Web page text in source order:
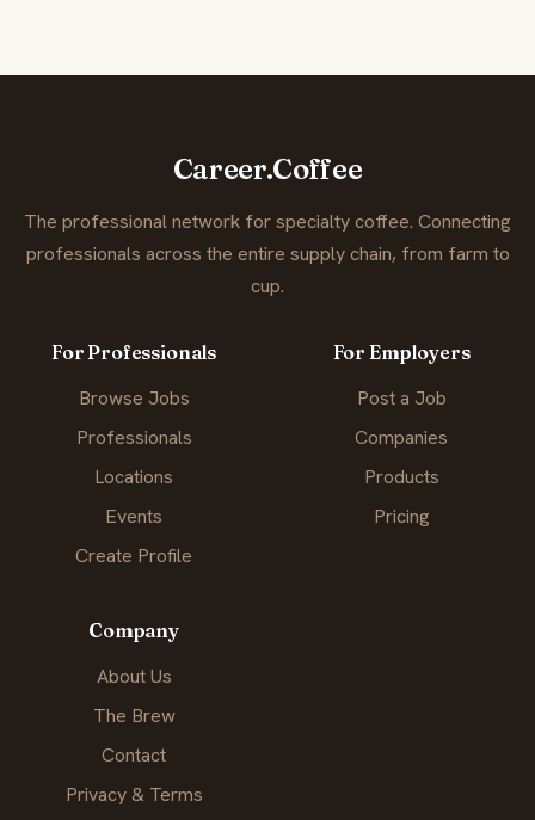
Career.Coffee
The professional network for specialty coffee. Connecting
professionals across the entire supply chain, from farm to
cup.
For Professionals
Browse Jobs
Professionals
Locations
Events
Create Profile
For Employers
Post a Job
Companies
Products
Pricing
Company
About Us
The Brew
Contact
Privacy & Terms